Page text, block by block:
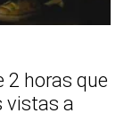
2 horas que
vistas a